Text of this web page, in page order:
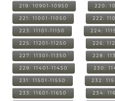
219: 10901-10950 220:
221: 11001-11050 222:
223: 11101-11150 224:
225: 11201-11250 226:
227: 11301-11350 228:
229: 11401-11450 230:
231: 11501-11550 232:
233: 11601-11650 234: